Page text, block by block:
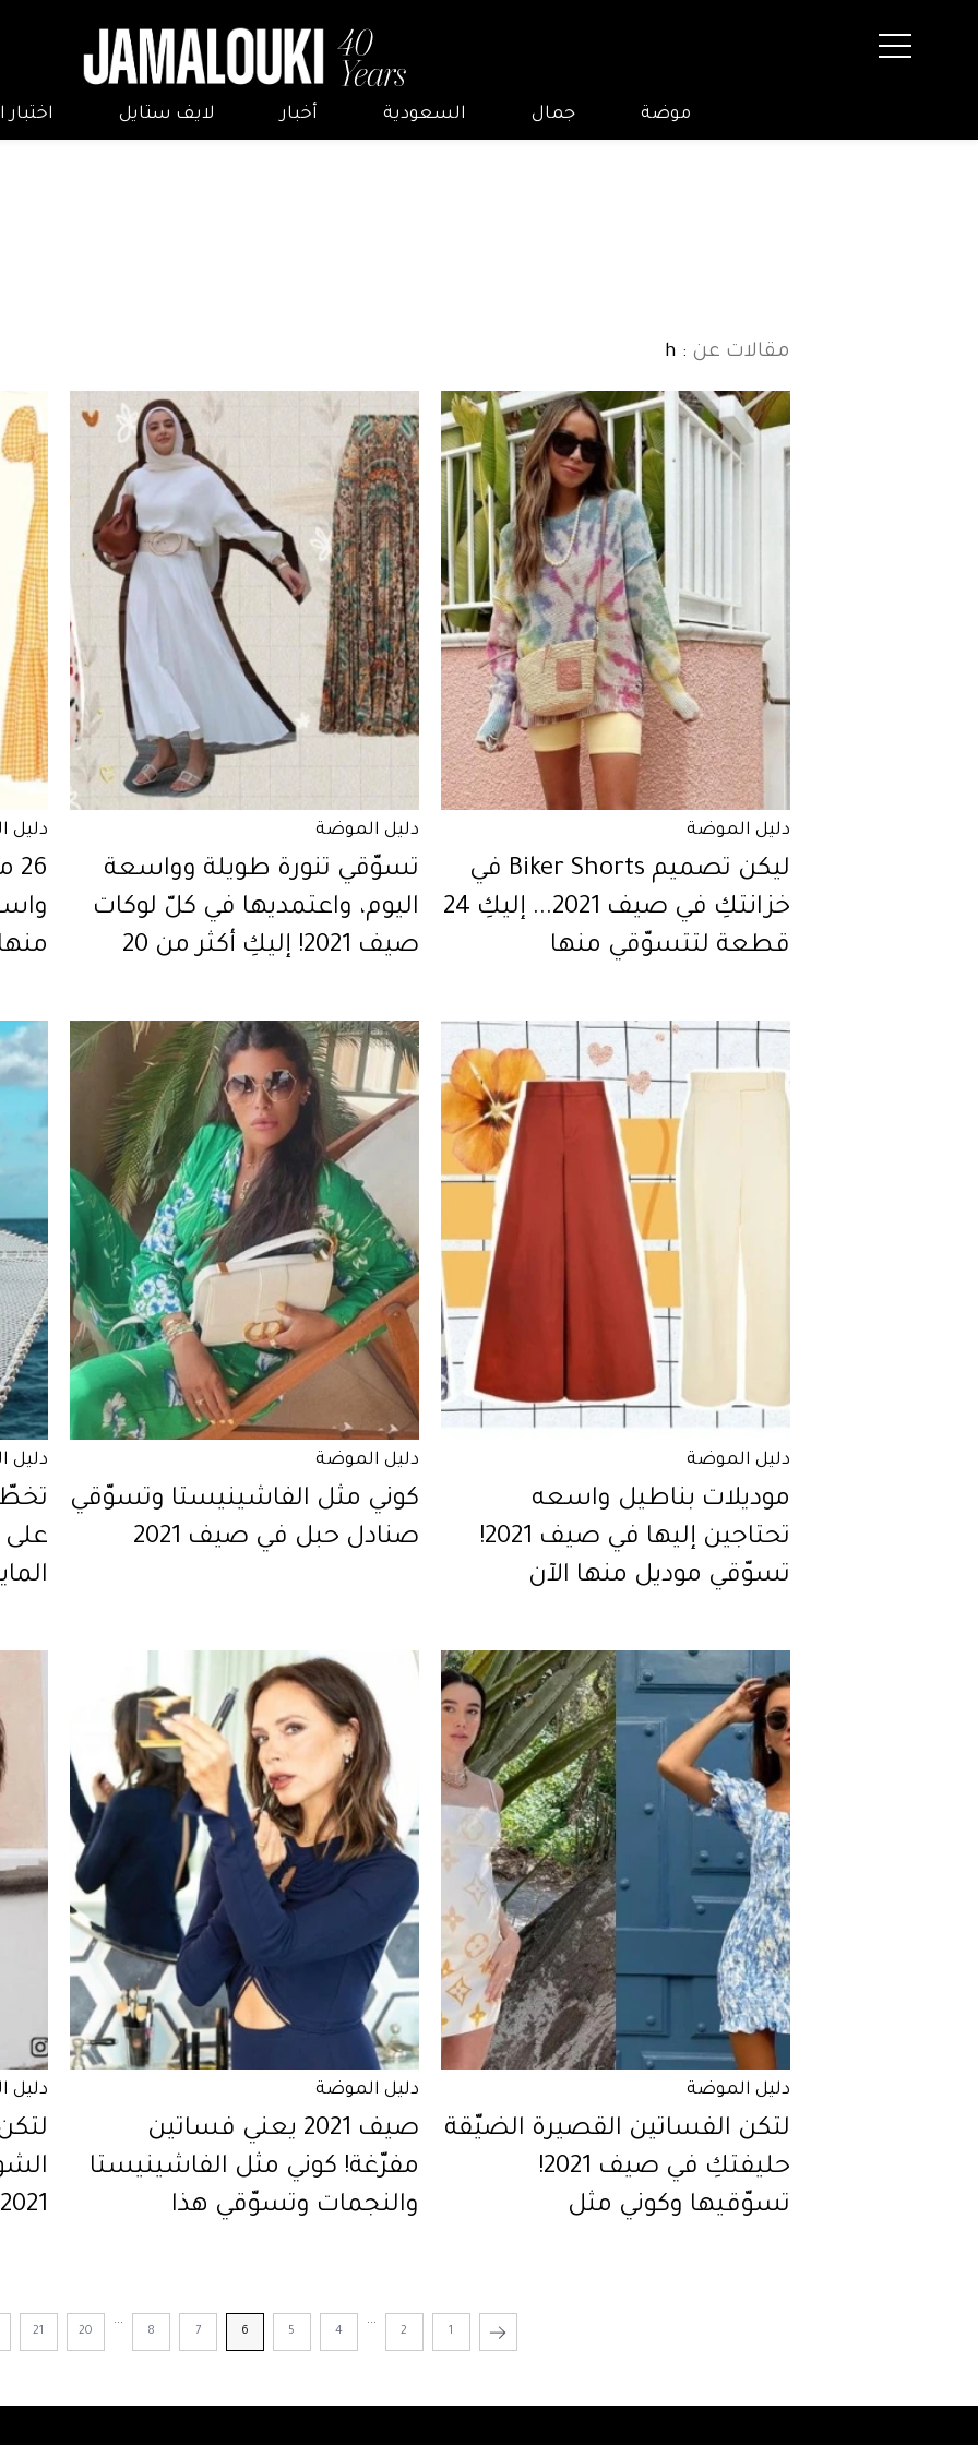
موضة جمال السعودية أخبار لايف ستايل
مقالات عن : h
دليل الموضة
ليكن تصميم Biker Shorts في
خزانتكِ في صيف 2021... إليكِ 24
قطعة لتتسوّقي منها
دليل الموضة
تسوّقي تنورة طويلة وواسعة
اليوم، واعتمديها في كلّ لوكات
صيف 2021! إليكِ أكثر من 20
دليل
دليل الموضة
موديلات بناطيل واسعه
تحتاجين إليها في صيف 2021!
تسوّقي موديل منها الآن
دليل الموضة
كوني مثل الفاشينيستا وتسوّقي
صنادل حبل في صيف 2021
دليل
على
دليل الموضة
لتكن الفساتين القصيرة الضيّقة
حليفتكِ في صيف 2021!
تسوّقيها وكوني مثل
دليل الموضة
صيف 2021 يعني فساتين
مفرّغة! كوني مثل الفاشينيستا
والنجمات وتسوّقي هذا
دليل
2021! 27 تصميم لتتسوّقي منها
1
2
...
4
5
6
7
8
...
20
21